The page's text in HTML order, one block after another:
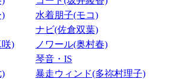
)
水着朋子(モコ)
ナビ(佐倉双葉)
)
ノワール(奥村春)
琴音・IS
)
暴走ウィンド(多祢村理子)